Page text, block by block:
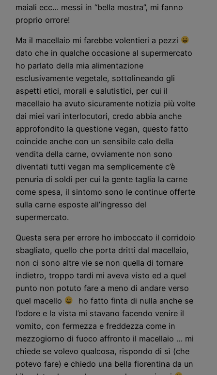
maiali ecc… messi in “bella mostra”, mi fanno
proprio orrore!
Ma il macellaio mi farebbe volentieri a pezzi
dato che in qualche occasione al supermercato
ho parlato della mia alimentazione
esclusivamente vegetale, sottolineando gli
aspetti etici, morali e salutistici, per cui il
macellaio ha avuto sicuramente notizia più volte
dai miei vari interlocutori, credo abbia anche
approfondito la questione vegan, questo fatto
coincide anche con un sensibile calo della
vendita della carne, ovviamente non sono
diventati tutti vegan ma semplicemente c’è
penuria di soldi per cui la gente taglia la carne
come spesa, il sintomo sono le continue offerte
sulla carne esposte all’ingresso del
supermercato.
Questa sera per errore ho imboccato il corridoio
sbagliato, quello che porta dritti dal macellaio,
non ci sono altre vie se non quella di tornare
indietro, troppo tardi mi aveva visto ed a quel
punto non potuto fare a meno di andare verso
quel macello
ho fatto finta di nulla anche se
l’odore e la vista mi stavano facendo venire il
vomito, con fermezza e freddezza come in
mezzogiorno di fuoco affronto il macellaio … mi
chiede se volevo qualcosa, rispondo di sì (che
potevo fare) e chiedo una bella fiorentina da un